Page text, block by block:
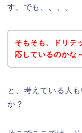
す。でも、、、。
そもそも、ドリテ
応しているのかな
と、考えている人
か？